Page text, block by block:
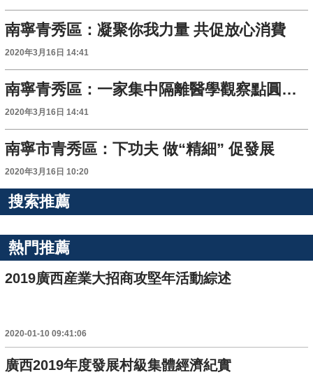
南寧青秀區：凝聚你我力量 共促放心消費
2020年3月16日 14:41
南寧青秀區：一家集中隔離醫學觀察點圓滿完成任務
2020年3月16日 14:41
南寧市青秀區：下功夫 做“精細” 促發展
2020年3月16日 10:20
搜索推薦
熱門推薦
2019廣西産業大招商攻堅年活動綜述
2020-01-10 09:41:06
廣西2019年度發展村級集體經濟紀實